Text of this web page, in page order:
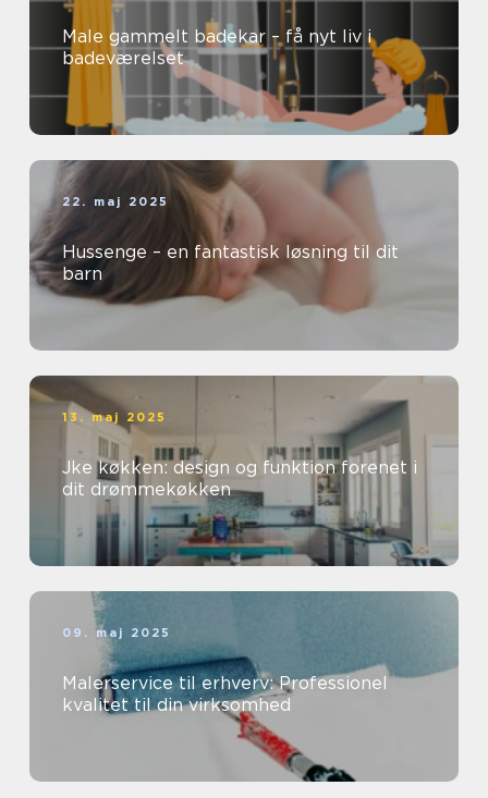
Male gammelt badekar – få nyt liv i
badeværelset
22. maj 2025
Hussenge – en fantastisk løsning til dit
barn
13. maj 2025
Jke køkken: design og funktion forenet i
dit drømmekøkken
09. maj 2025
Malerservice til erhverv: Professionel
kvalitet til din virksomhed